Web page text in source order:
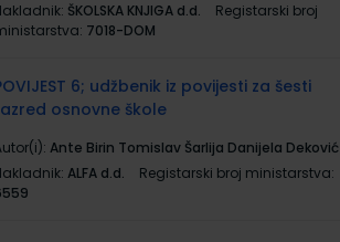
ŠKOLSKA KNJIGA d.d.
Registarski broj
7018-DOM
6; udžbenik iz povijesti za šesti
osnovne škole
Ante Birin Tomislav Šarlija Danijela Deković
ALFA d.d.
Registarski broj ministarstva: